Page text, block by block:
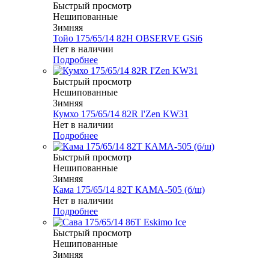
Быстрый просмотр
Нешипованные
Зимняя
Тойо 175/65/14 82H OBSERVE GSi6
Нет в наличии
Подробнее
Быстрый просмотр
Нешипованные
Зимняя
Кумхо 175/65/14 82R I'Zen KW31
Нет в наличии
Подробнее
Быстрый просмотр
Нешипованные
Зимняя
Кама 175/65/14 82T КАМА-505 (б/ш)
Нет в наличии
Подробнее
Быстрый просмотр
Нешипованные
Зимняя